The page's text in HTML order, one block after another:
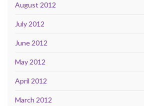
August 2012
July 2012
June 2012
May 2012
April 2012
March 2012